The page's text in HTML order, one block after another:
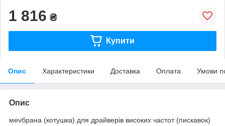
1 816 ₴
Купити
Опис Характеристики Доставка Оплата Умови
Опис
меvбрана (котушка) для драйверів високих частот (пискавок)